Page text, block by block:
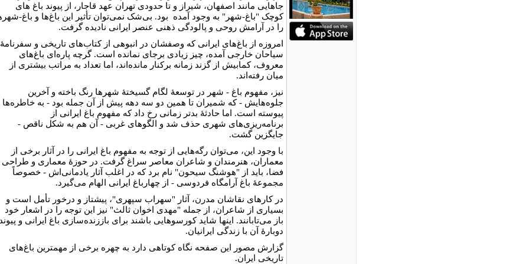
جاهایی مانند اصفهان، شیراز و تا حدودی تهران عهد قاجار، از پیوند باغ های
کوچک "باغ-شهر" به وجود آمده بود. بی‌شک نمی‌توان تأثیر این باغ‌ها و باغ-
را در آرامش روحی و پالودگی ذهنی عنصر ایرانی نادیده گرفت.
امروزه از باغ‌های ایرانی که وصفشان در انبوهی از کتاب‌های تاریخی و سفرنامۀ
سیاحان خارجی آمده، چیز زیادی برجای نمانده‌ است. گرچه پاره‌ای باغ‌های
معروف، کمابیش از گزند زمانه برکنار مانده‌اند، اما تعداد به مراتب بیشتری از
میان رفته‌اند.
نیز، مفهوم باغ - شهر در توسعۀ لگام گسیختۀ شهرها رنگ ‌باخته و آخرین
جلوه‌هایش - که شمیران تا همین دو سه دهه پیش از آن جمله بود - به خاطره‌ها
پیوسته ‌است. اما حادثۀ بدتر زمانی رخ داد که مفهوم باغ ایرانی از
برنامه‌ریزی‌های شهری حذف شد و الگوهای غربی - آن هم به شکل ناقص -
جایگزین گشت.
با وجود این، می‌توان رگه‌هایی از توجه به مفهوم باغ ایرانی را در آثار برخی از
معماران، هنرمندان و شاعران معاصر سراغ گرفت. در حوزۀ معماری و طراحی
فضا، باید از "هوشنگ سیحون" نام برد که در اغلب آثار یادمانی‌اش - خصوصاً
مجموعۀ باغ آرامگاه فردوسی - از چهارباغ ایرانی الهام می‌گیرد.
در کارهای نقاشان مدرن، آثار "سهراب سپهری"، پیشتاز و درخور تأمل است و
بسیاری از شاعران، از جمله "مهدی اخوان ثالث" نیز این توجه را در اشعار خود
باز می‌تابانند. اینها شاید کورسوهایی باشند برای باززنده‌سازی باغ ایرانی و
دوبارۀ آن با زندگی ایرانیان.
گزارش مصور این صفحه نگاه کوتاهی دارد به چهره برخی از مهمترین باغ‌های
تاریخی ایران.